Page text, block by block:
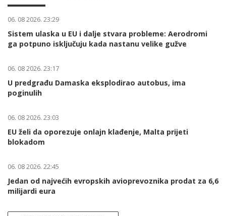
06. 08 2026. 23:29
Sistem ulaska u EU i dalje stvara probleme: Aerodromi
ga potpuno isključuju kada nastanu velike gužve
06. 08 2026. 23:17
U predgrađu Damaska eksplodirao autobus, ima
poginulih
06. 08 2026. 23:03
EU želi da oporezuje onlajn klađenje, Malta prijeti
blokadom
06. 08 2026. 22:45
Jedan od najvećih evropskih avioprevoznika prodat za 6,6
milijardi eura